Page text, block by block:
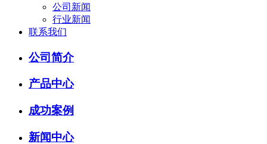
公司新闻
行业新闻
联系我们
公司简介
产品中心
成功案例
新闻中心